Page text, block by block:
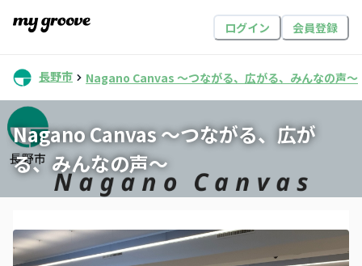
ログイン 会員登録
長野市 Nagano Canvas 〜つながる、広がる、みんなの声〜
Nagano Canvas 〜つながる、広が
る、みんなの声〜